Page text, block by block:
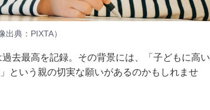
典：PIXTA）
去最高を記録。その背景には、「子どもに高い
という親の切実な願いがあるのかもしれませ